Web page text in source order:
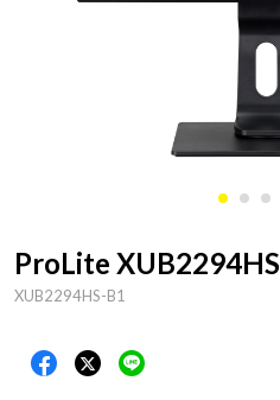
ProLite XUB2294HS
XUB2294HS-B1